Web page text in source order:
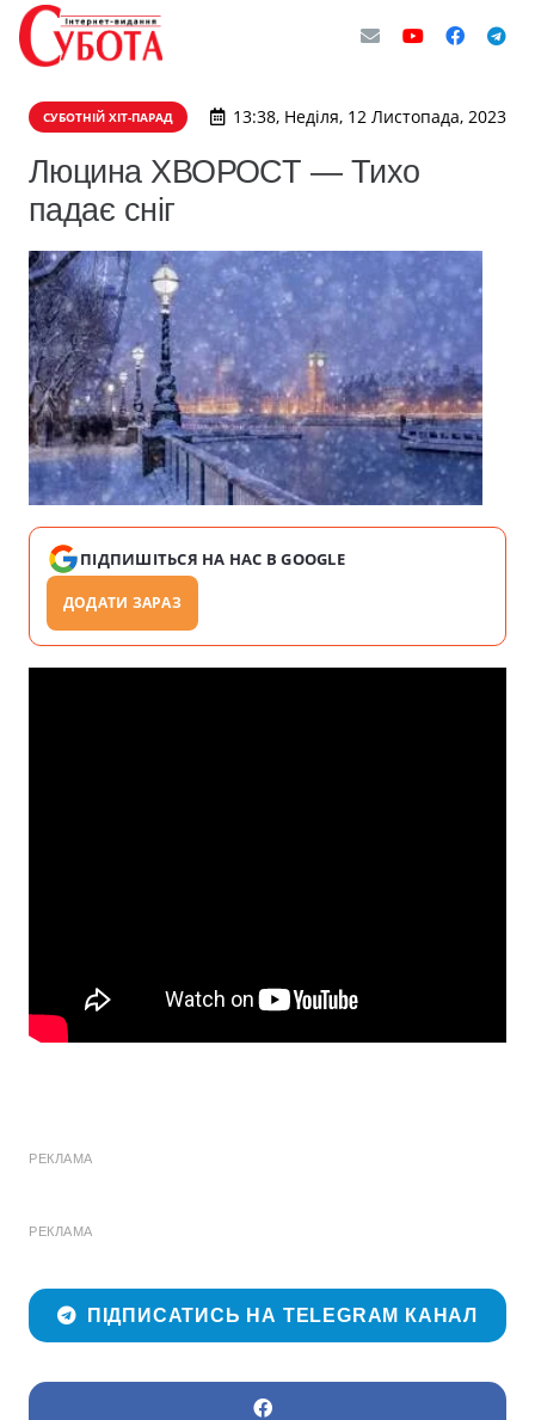
СУБОТНІЙ ХІТ-ПАРАД 13:38, Неділя, 12 Листопада, 2023
Люцина ХВОРОСТ — Тихо
падає сніг
ПІДПИШІТЬСЯ НА НАС В GOOGLE
ДОДАТИ ЗАРАЗ
РЕКЛАМА
РЕКЛАМА
ПІДПИСАТИСЬ НА TELEGRAM КАНАЛ